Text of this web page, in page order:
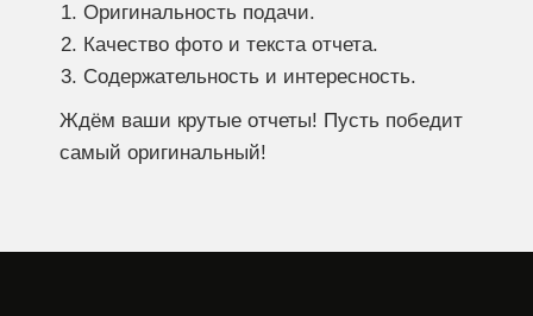
Оригинальность подачи.
Качество фото и текста отчета.
Содержательность и интересность.
Ждём ваши крутые отчеты! Пусть победит
самый оригинальный!